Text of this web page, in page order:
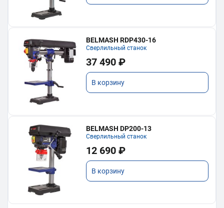
BELMASH RDP430-16
Сверлильный станок
37 490 ₽
В корзину
BELMASH DP200-13
Сверлильный станок
12 690 ₽
В корзину